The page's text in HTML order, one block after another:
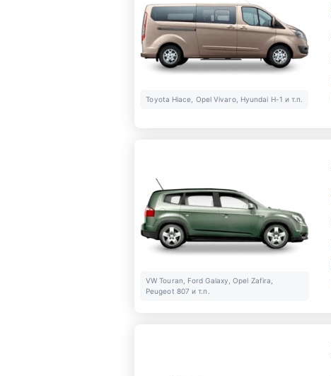
Toyota Hiace, Opel Vivaro, Hyundai H-1 и т.п.
VW Touran, Ford Galaxy, Opel Zafira,
Peugeot 807 и т.п.